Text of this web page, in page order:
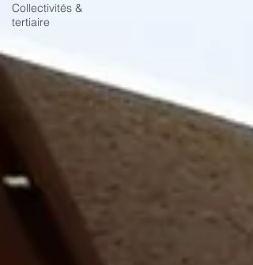
Collectivités &
tertiaire